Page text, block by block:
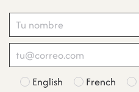
English French